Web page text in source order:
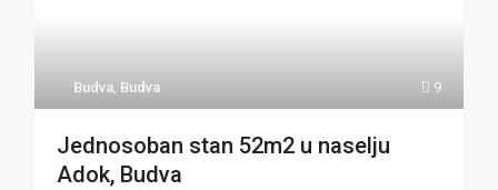
9
Budva, Budva
Jednosoban stan 52m2 u naselju
Adok, Budva